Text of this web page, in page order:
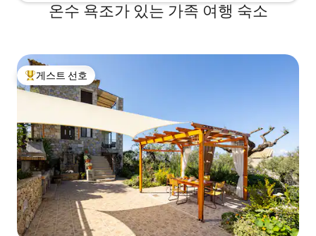
온수 욕조가 있는 가족 여행 숙소
상위 게스트 선호
게스트 선호